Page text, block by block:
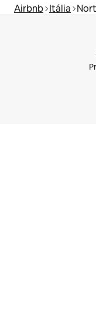
Airbnb Itália